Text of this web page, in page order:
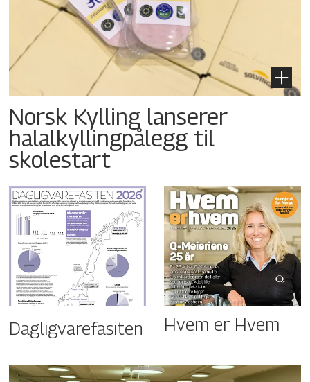
Norsk Kylling lanserer
halalkyllingpålegg til
skolestart
Dagligvarefasiten Hvem er Hvem